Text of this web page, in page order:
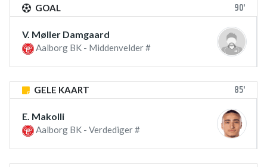
GOAL 90'
V. Møller Damgaard
Aalborg BK - Middenvelder #
GELE KAART 85'
E. Makolli
Aalborg BK - Verdediger #